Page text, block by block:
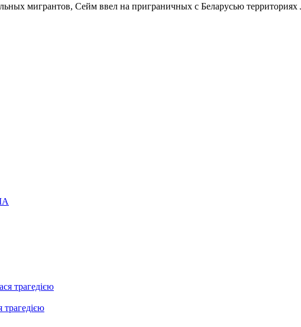
мигрантов, Сейм ввел на приграничных с Беларусью
трагедією